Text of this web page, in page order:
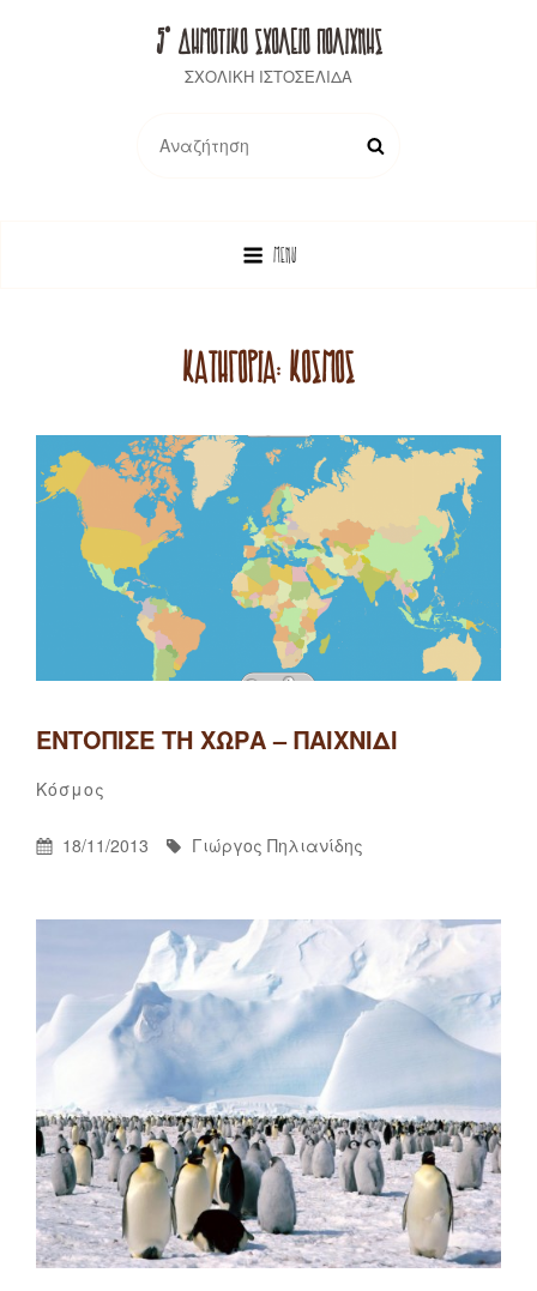
5° ΔΗΜΟΤΙΚΟ ΣΧΟΛΕΙΟ ΠΟΛΙΧΝΗΣ
ΣΧΟΛΙΚΗ ΙΣΤΟΣΕΛΙΔΑ
for:
MENU
ΚΑΤΗΓΟΡΊΑ:ΚΌΣΜΟΣ
ΕΝΤΌΠΙΣΕ ΤΗ ΧΏΡΑ – ΠΑΙΧΝΊΔΙ
Categories
ΚόσμοςBy
Γιώργος
Πηλιανίδης
Posted
18/11/2013 By
Γιώργος Πηλιανίδης